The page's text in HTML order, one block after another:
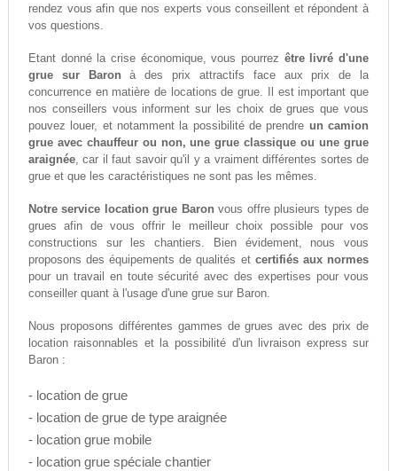
rendez vous afin que nos experts vous conseillent et répondent à
vos questions.
Etant donné la crise économique, vous pourrez être livré d'une
grue sur Baron à des prix attractifs face aux prix de la
concurrence en matière de locations de grue. Il est important que
nos conseillers vous informent sur les choix de grues que vous
pouvez louer, et notamment la possibilité de prendre un camion
grue avec chauffeur ou non, une grue classique ou une grue
araignée, car il faut savoir qu'il y a vraiment différentes sortes de
grue et que les caractéristiques ne sont pas les mêmes.
Notre service location grue Baron vous offre plusieurs types de
grues afin de vous offrir le meilleur choix possible pour vos
constructions sur les chantiers. Bien évidement, nous vous
proposons des équipements de qualités et certifiés aux normes
pour un travail en toute sécurité avec des expertises pour vous
conseiller quant à l'usage d'une grue sur Baron.
Nous proposons différentes gammes de grues avec des prix de
location raisonnables et la possibilité d'un livraison express sur
Baron :
- location de grue
- location de grue de type araignée
- location grue mobile
- location grue spéciale chantier